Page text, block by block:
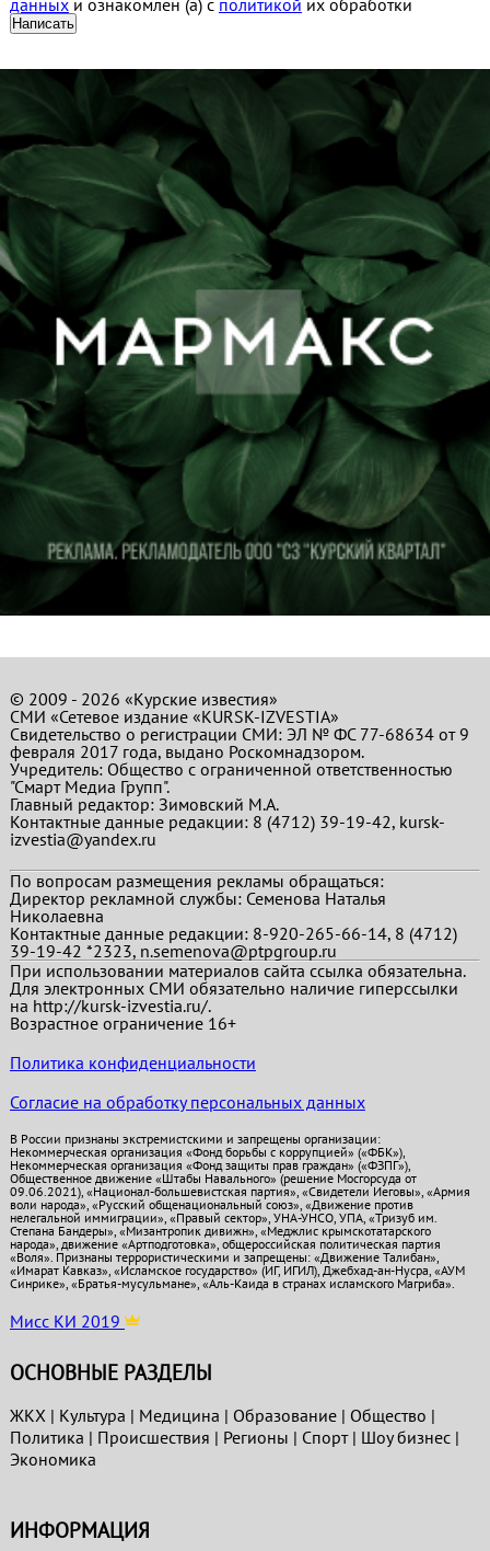
© 2009 - 2026 «Курские известия»
СМИ «Сетевое издание «KURSK-IZVESTIA»
Свидетельство о регистрации СМИ: ЭЛ № ФС 77-68634 от 9
февраля 2017 года, выдано Роскомнадзором.
Учредитель: Общество с ограниченной ответственностью
"Смарт Медиа Групп".
Главный редактор:Зимовский М.А.
Контактные данные редакции: 8 (4712) 39-19-42, kursk-
izvestia@yandex.ru
По вопросам размещения рекламы обращаться:
Директор рекламной службы: Семенова Наталья
Николаевна
Контактные данные редакции: 8-920-265-66-14, 8 (4712)
39-19-42 *2323, n.semenova@ptpgroup.ru
При использовании материалов сайта ссылка обязательна.
Для электронных СМИ обязательно наличие гиперссылки
на http://kursk-izvestia.ru/.
Возрастное ограничение 16+
Политика конфиденциальности
Согласие на обработку персональных данных
В России признаны экстремистскими и запрещены организации:
Некоммерческая организация «Фонд борьбы с коррупцией» («ФБК»),
Некоммерческая организация «Фонд защиты прав граждан» («ФЗПГ»),
Общественное движение «Штабы Навального» (решение Мосгорсуда от
09.06.2021), «Национал-большевистская партия», «Свидетели Иеговы», «Армия
воли народа», «Русский общенациональный союз», «Движение против
нелегальной иммиграции», «Правый сектор», УНА-УНСО, УПА, «Тризуб им.
Степана Бандеры», «Мизантропик дивижн», «Меджлис крымскотатарского
народа», движение «Артподготовка», общероссийская политическая партия
«Воля». Признаны террористическими и запрещены: «Движение Талибан»,
«Имарат Кавказ», «Исламское государство» (ИГ, ИГИЛ), Джебхад-ан-Нусра, «АУМ
Синрике», «Братья-мусульмане», «Аль-Каида в странах исламского Магриба».
Мисс КИ 2019
ОСНОВНЫЕ РАЗДЕЛЫ
ЖКХ| Культура | Медицина | Образование| Общество |
Политика | Проиcшествия | Регионы | Спорт| Шоу бизнес|
Экономика
ИНФОРМАЦИЯ